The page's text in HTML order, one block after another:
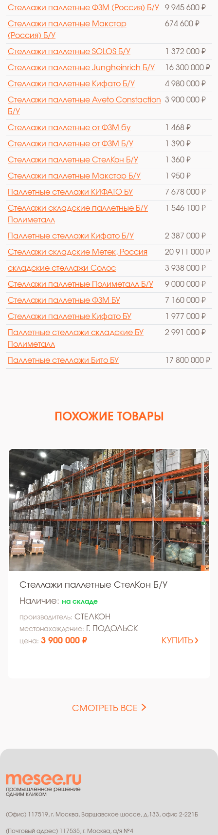
Стеллажи паллетные ФЗМ (Россия) Б/У 9 945 600 ₽
Стеллажи паллетные Макстор
(Россия) Б/У
674 600 ₽
Стеллажи паллетные SOLOS Б/У 1 372 000 ₽
Стеллажи паллетные Jungheinrich Б/У 16 300 000 ₽
Стеллажи паллетные Кифато Б/У 4 980 000 ₽
Стеллажи паллетные Aveto Constaction
Б/У
3 900 000 ₽
Стеллажи паллетные от ФЗМ бу 1 468 ₽
Стеллажи паллетные от ФЗМ Б/У 1 390 ₽
Стеллажи паллетные СтелКон Б/У 1 360 ₽
Стеллажи паллетные Макстор Б/У 1 950 ₽
Паллетные стеллажи КИФАТО БУ 7 678 000 ₽
Стеллажи складские паллетные Б/У
Полиметалл
1 546 100 ₽
Паллетные стеллажи Кифато Б/У 2 387 000 ₽
Стеллажи складские Метек, Россия 20 911 000 ₽
cкладские стеллажи Солос 3 938 000 ₽
Стеллажи паллетные Полиметалл Б/У 9 000 000 ₽
Стеллажи паллетные ФЗМ БУ 7 160 000 ₽
Стеллажи паллетные Кифато БУ 1 977 000 ₽
Паллетные стеллажи складские БУ
Полиметалл
2 991 000 ₽
Паллетные стеллажи Бито БУ 17 800 000 ₽
ПОХОЖИЕ ТОВАРЫ
Стеллажи паллетные СтелКон Б/У
Наличие: на складе
производитель: СТЕЛКОН
местонахождение: Г. ПОДОЛЬСК
цена: 3 900 000 ₽ КУПИТЬ
СМОТРЕТЬ ВСЕ
промышленное решение
одним кликом
(Офис) 117519, г. Москва, Варшавское шоссе, д.133, офис 2-221Б
(Почтовый адрес) 117535, г. Москва, а/я №4